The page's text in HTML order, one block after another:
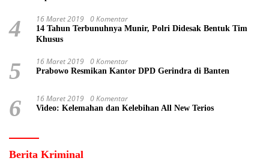
4 16 Maret 2019 0 Komentar
14 Tahun Terbunuhnya Munir, Polri Didesak Bentuk Tim
Khusus
5 16 Maret 2019 0 Komentar
Prabowo Resmikan Kantor DPD Gerindra di Banten
6 16 Maret 2019 0 Komentar
Video: Kelemahan dan Kelebihan All New Terios
Berita Kriminal